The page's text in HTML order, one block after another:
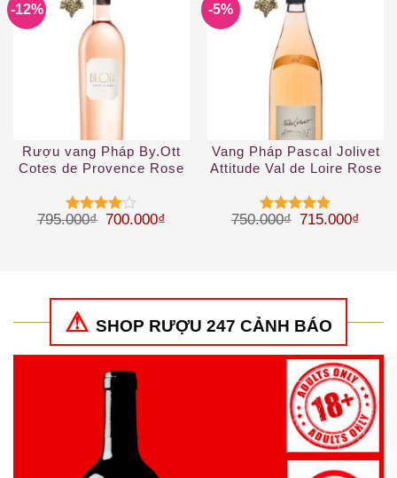
-12%
Rượu vang Pháp By.Ott
Cotes de Provence Rose
Được
795.000₫ Giá gốc là: 795.000₫.
700.000₫ Giá hiện tại là: 700.000₫.
-5%
Vang Pháp Pascal Jolivet
Attitude Val de Loire Rose
Được xếp
750.000₫ Giá gốc là:
715.000₫
SHOP RƯỢU 247 CẢNH BÁO